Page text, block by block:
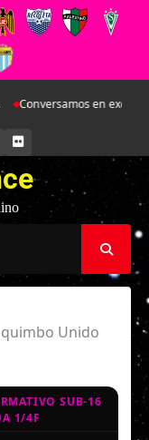
en exclusiva con
FLICKR
Unido
SUB-16
1/4F